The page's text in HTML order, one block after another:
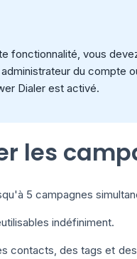
fonctionnalité, vous
du compte
Dialer est activé.
les
5 campagnes
indéfiniment.
contacts, des tags et